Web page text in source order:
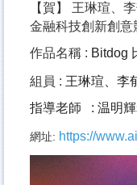
【賀】 王琳瑄、
金融科技創新創
作品名稱 : Bitdog
組員 : 王琳瑄、李
指導老師 : 温明
網址: https://